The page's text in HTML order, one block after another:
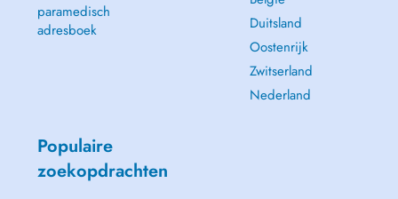
paramedisch
adresboek
Duitsland
Oostenrijk
Zwitserland
Nederland
Populaire
zoekopdrachten